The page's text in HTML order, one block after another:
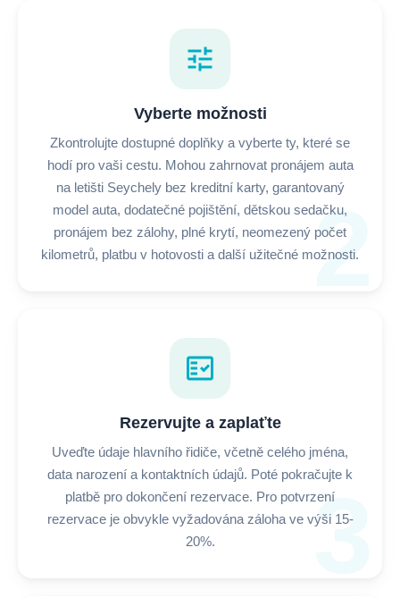
2
tune
Vyberte možnosti
Zkontrolujte dostupné doplňky a vyberte ty, které se
hodí pro vaši cestu. Mohou zahrnovat pronájem auta
na letišti Seychely bez kreditní karty, garantovaný
model auta, dodatečné pojištění, dětskou sedačku,
pronájem bez zálohy, plné krytí, neomezený počet
kilometrů, platbu v hotovosti a další užitečné možnosti.
3
fact_check
Rezervujte a zaplaťte
Uveďte údaje hlavního řidiče, včetně celého jména,
data narození a kontaktních údajů. Poté pokračujte k
platbě pro dokončení rezervace. Pro potvrzení
rezervace je obvykle vyžadována záloha ve výši 15-
20%.